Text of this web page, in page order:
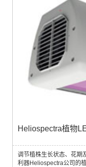
Heliospectra植物
调节植株生长状态、花期
利器Heliospectra公司的